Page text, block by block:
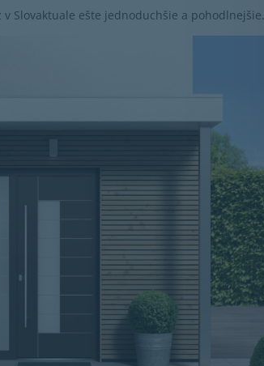
v Slovaktuale ešte jednoduchšie a pohodlnejšie.